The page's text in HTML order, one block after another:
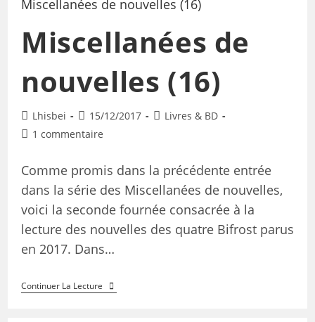
Miscellanées de
nouvelles (16)
Lhisbei 15/12/2017
Livres & BD
1 commentaire
Comme promis dans la précédente entrée
dans la série des Miscellanées de nouvelles,
voici la seconde fournée consacrée à la
lecture des nouvelles des quatre Bifrost parus
en 2017. Dans…
Continuer La Lecture